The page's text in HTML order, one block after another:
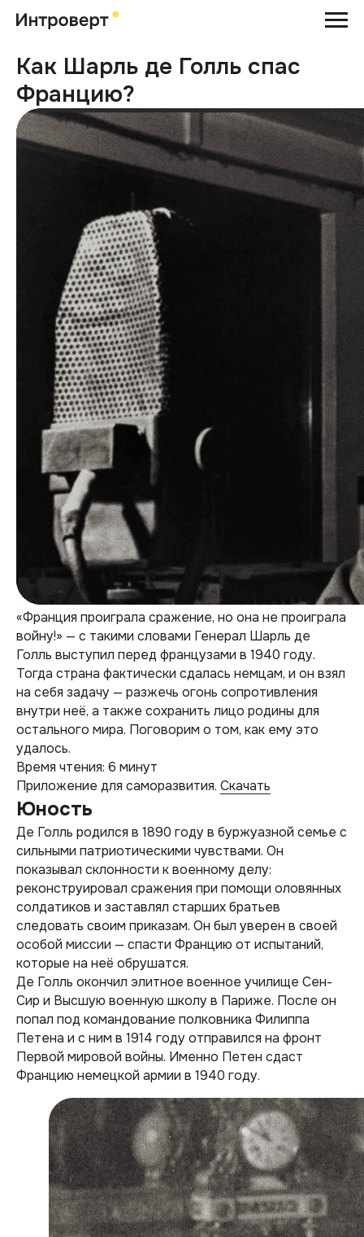
Как Шарль де Голль спас
Францию?
«Франция проиграла сражение, но она не проиграла
войну!» — с такими словами Генерал Шарль де
Голль выступил перед французами в 1940 году.
Тогда страна фактически сдалась немцам, и он взял
на себя задачу — разжечь огонь сопротивления
внутри неё, а также сохранить лицо родины для
остального мира. Поговорим о том, как ему это
удалось.
Время чтения: 6 минут
Приложение для саморазвития. Скачать
Юность
Де Голль родился в 1890 году в буржуазной семье с
сильными патриотическими чувствами. Он
показывал склонности к военному делу:
реконструировал сражения при помощи оловянных
солдатиков и заставлял старших братьев
следовать своим приказам. Он был уверен в своей
особой миссии — спасти Францию от испытаний,
которые на неё обрушатся.
Де Голль окончил элитное военное училище Сен-
Сир и Высшую военную школу в Париже. После он
попал под командование полковника Филиппа
Петена и с ним в 1914 году отправился на фронт
Первой мировой войны. Именно Петен сдаст
Францию немецкой армии в 1940 году.